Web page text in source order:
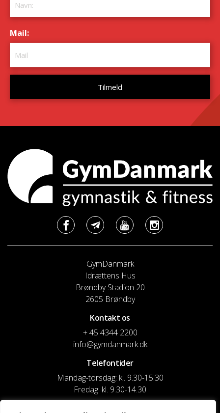
Mail:
GymDanmark
Idrættens Hus
Brøndby Stadion 20
2605 Brøndby
Kontakt os
+ 45 4344 2200
info@gymdanmark.dk
Telefontider
Mandag-torsdag: kl. 9.30-15.30
Fredag: kl. 9.30-14.30